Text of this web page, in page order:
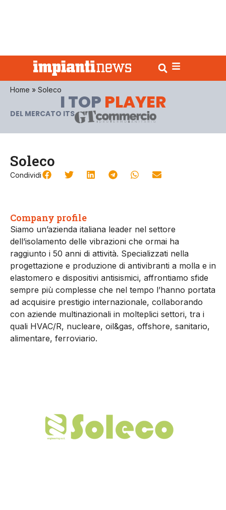
Home » Soleco
I TOP PLAYER
DEL MERCATO ITS
Soleco
Condividi
Company profile
Siamo un’azienda italiana leader nel settore
dell’isolamento delle vibrazioni che ormai ha
raggiunto i 50 anni di attività. Specializzati nella
progettazione e produzione di antivibranti a molla e in
elastomero e dispositivi antisismici, affrontiamo sfide
sempre più complesse che nel tempo l’hanno portata
ad acquisire prestigio internazionale, collaborando
con aziende multinazionali in molteplici settori, tra i
quali HVAC/R, nucleare, oil&gas, offshore, sanitario,
alimentare, ferroviario.